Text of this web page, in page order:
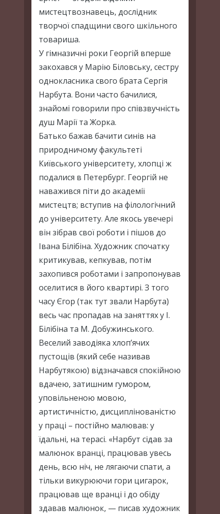
мистецтвознавець, дослідник
творчої спадщини свого шкільного
товариша.
У гімназичні роки Георгій вперше
закохався у Марію Біловську, сестру
однокласника свого брата Сергія
Нарбута. Вони часто бачилися,
знайомі говорили про співзвучність
душ Марії та Жорка.
Батько бажав бачити синів на
природничому факультеті
Київського університету, хлопці ж
подалися в Петербург. Георгій не
наважився піти до академії
мистецтв; вступив на філологічний
до університету. Але якось увечері
він зібрав свої роботи і пішов до
Івана Білібіна. Художник спочатку
критикував, кепкував, потім
захопився роботами і запропонував
оселитися в його квартирі. З того
часу Єгор (так тут звали Нарбута)
весь час пропадав на заняттях у І.
Білібіна та М. Добужинського.
Веселий заводіяка хлоп’ячих
пустощів (який себе називав
Нарбутякою) відзначався спокійною
вдачею, затишним гумором,
уповільненою мовою,
артистичністю, дисциплінованістю
у праці – постійно малював: у
їдальні, на терасі. «Нарбут сідав за
малюнок вранці, працював увесь
день, всю ніч, не лягаючи спати, а
тільки викурюючи гори цигарок,
працював ще вранці і до обіду
здавав малюнок, — писав художник